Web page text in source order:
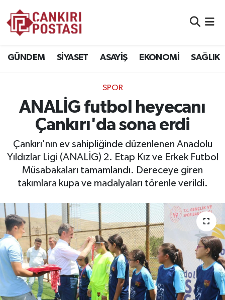
GÜNDEM SİYASET ASAYİŞ EKONOMİ SAĞLIK
SPOR
ANALİG futbol heyecanı
Çankırı'da sona erdi
Çankırı'nın ev sahipliğinde düzenlenen Anadolu
Yıldızlar Ligi (ANALİG) 2. Etap Kız ve Erkek Futbol
Müsabakaları tamamlandı. Dereceye giren
takımlara kupa ve madalyaları törenle verildi.
EKONOMİ
SAĞLIK
SPOR
YAŞAM
ÇEVRE
İLÇELER
RESMİ İLANLAR
Trafik Durumu
Süper Lig Puan Durumu ve Fikstür
Tüm Manşetler
Son Dakika Haberleri
Haber Arşivi